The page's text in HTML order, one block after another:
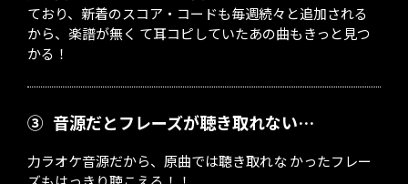
ており、新着のスコア・コードも毎週続々と追加される
から、楽譜が無く て耳コピしていたあの曲もきっと見つ
かる！
③ 音源だとフレーズが聴き取れない…
力ラオケ音源だから、原曲では聴き取れな かったフレー